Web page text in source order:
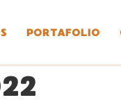
PORTAFOLIO